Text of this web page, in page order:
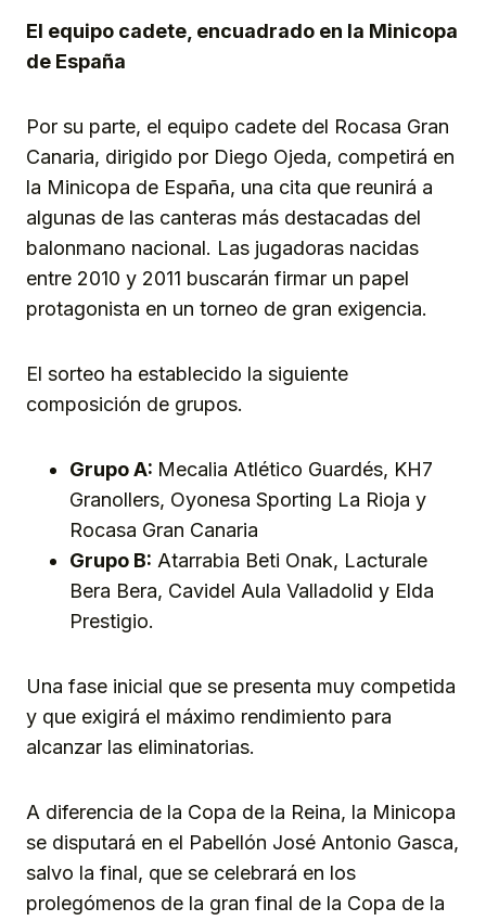
El equipo cadete, encuadrado en la Minicopa
de España
Por su parte, el equipo cadete del Rocasa Gran
Canaria, dirigido por Diego Ojeda, competirá en
la Minicopa de España, una cita que reunirá a
algunas de las canteras más destacadas del
balonmano nacional. Las jugadoras nacidas
entre 2010 y 2011 buscarán firmar un papel
protagonista en un torneo de gran exigencia.
El sorteo ha establecido la siguiente
composición de grupos.
Grupo A: Mecalia Atlético Guardés, KH7
Granollers, Oyonesa Sporting La Rioja y
Rocasa Gran Canaria
Grupo B: Atarrabia Beti Onak, Lacturale
Bera Bera, Cavidel Aula Valladolid y Elda
Prestigio.
Una fase inicial que se presenta muy competida
y que exigirá el máximo rendimiento para
alcanzar las eliminatorias.
A diferencia de la Copa de la Reina, la Minicopa
se disputará en el Pabellón José Antonio Gasca,
salvo la final, que se celebrará en los
prolegómenos de la gran final de la Copa de la